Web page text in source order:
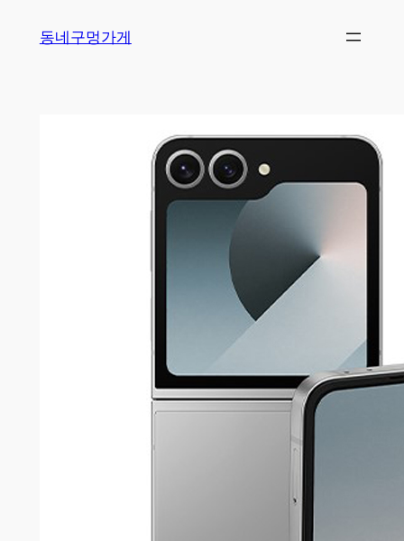
동네구멍가게